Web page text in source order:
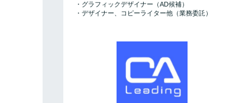
・グラフィックデザイナー（AD候補）
・デザイナー、コピーライター他（業務委託）